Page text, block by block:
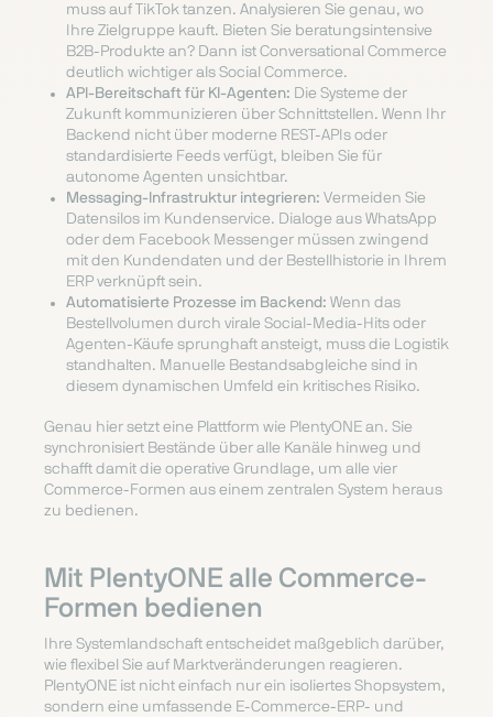
muss auf TikTok tanzen. Analysieren Sie genau, wo
Ihre Zielgruppe kauft. Bieten Sie beratungsintensive
B2B-Produkte an? Dann ist Conversational Commerce
deutlich wichtiger als Social Commerce.
API-Bereitschaft für KI-Agenten: Die Systeme der
Zukunft kommunizieren über Schnittstellen. Wenn Ihr
Backend nicht über moderne REST-APIs oder
standardisierte Feeds verfügt, bleiben Sie für
autonome Agenten unsichtbar.
Messaging-Infrastruktur integrieren: Vermeiden Sie
Datensilos im Kundenservice. Dialoge aus WhatsApp
oder dem Facebook Messenger müssen zwingend
mit den Kundendaten und der Bestellhistorie in Ihrem
ERP verknüpft sein.
Automatisierte Prozesse im Backend: Wenn das
Bestellvolumen durch virale Social-Media-Hits oder
Agenten-Käufe sprunghaft ansteigt, muss die Logistik
standhalten. Manuelle Bestandsabgleiche sind in
diesem dynamischen Umfeld ein kritisches Risiko.
Genau hier setzt eine Plattform wie PlentyONE an. Sie
synchronisiert Bestände über alle Kanäle hinweg und
schafft damit die operative Grundlage, um alle vier
Commerce-Formen aus einem zentralen System heraus
zu bedienen.
Mit PlentyONE alle Commerce-
Formen bedienen
Ihre Systemlandschaft entscheidet maßgeblich darüber,
wie flexibel Sie auf Marktveränderungen reagieren.
PlentyONE ist nicht einfach nur ein isoliertes Shopsystem,
sondern eine umfassende E-Commerce-ERP- und